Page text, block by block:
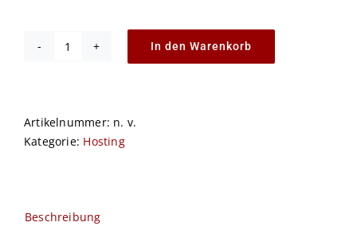
p1.webhost.maxi
In den Warenkorb
Artikelnummer: n. v.
Kategorie: Hosting
Beschreibung